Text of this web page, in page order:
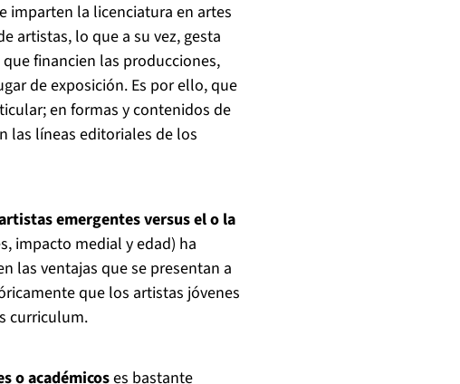
imparten la licenciatura en artes
artistas, lo que a su vez, gesta
financien las producciones,
de exposición. Es por ello, que
en formas y contenidos de
las líneas editoriales de los
emergentes versus el o la
impacto medial y edad) ha
las ventajas que se presentan a
que los artistas jóvenes
curriculum.
o académicoses bastante